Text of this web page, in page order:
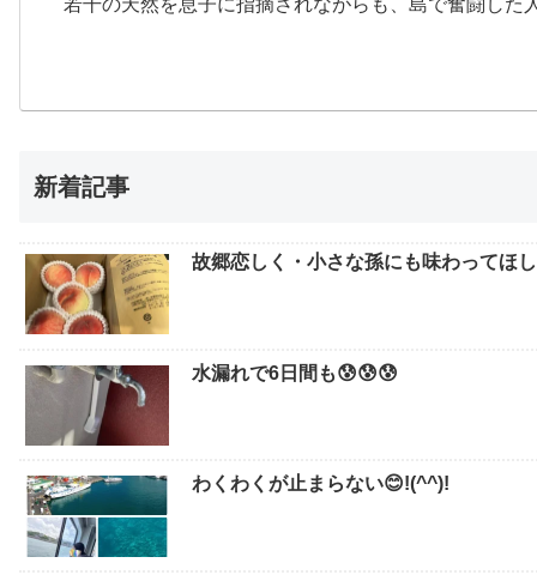
新着記事
故郷恋しく・小さな孫にも味わってほ
水漏れで6日間も😰😰😰
わくわくが止まらない😊!(^^)!